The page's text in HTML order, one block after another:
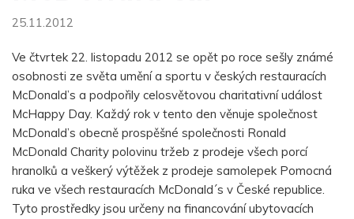
25.11.2012
Ve čtvrtek 22. listopadu 2012 se opět po roce sešly známé
osobnosti ze světa umění a sportu v českých restauracích
McDonald’s a podpořily celosvětovou charitativní událost
McHappy Day. Každý rok v tento den věnuje společnost
McDonald’s obecně prospěšné společnosti Ronald
McDonald Charity polovinu tržeb z prodeje všech porcí
hranolků a veškerý výtěžek z prodeje samolepek Pomocná
ruka ve všech restauracích McDonald´s v České republice.
Tyto prostředky jsou určeny na financování ubytovacích